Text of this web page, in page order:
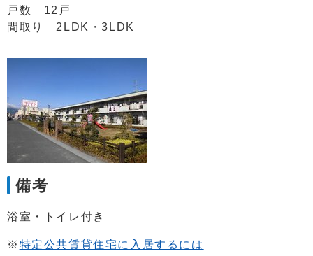
戸数 12戸
間取り 2LDK・3LDK
備考
浴室・トイレ付き
※ 特定公共賃貸住宅に入居するには